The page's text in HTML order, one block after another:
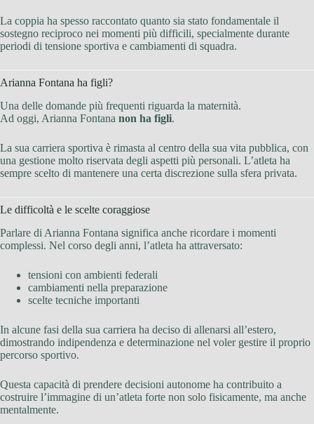
La coppia ha spesso raccontato quanto sia stato fondamentale il
sostegno reciproco nei momenti più difficili, specialmente durante
periodi di tensione sportiva e cambiamenti di squadra.
Arianna Fontana ha figli?
Una delle domande più frequenti riguarda la maternità.
Ad oggi, Arianna Fontana non ha figli.
La sua carriera sportiva è rimasta al centro della sua vita pubblica, con
una gestione molto riservata degli aspetti più personali. L’atleta ha
sempre scelto di mantenere una certa discrezione sulla sfera privata.
Le difficoltà e le scelte coraggiose
Parlare di Arianna Fontana significa anche ricordare i momenti
complessi. Nel corso degli anni, l’atleta ha attraversato:
tensioni con ambienti federali
cambiamenti nella preparazione
scelte tecniche importanti
In alcune fasi della sua carriera ha deciso di allenarsi all’estero,
dimostrando indipendenza e determinazione nel voler gestire il proprio
percorso sportivo.
Questa capacità di prendere decisioni autonome ha contribuito a
costruire l’immagine di un’atleta forte non solo fisicamente, ma anche
mentalmente.